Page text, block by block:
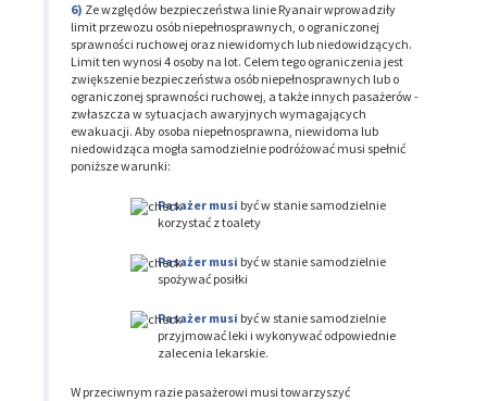
Ze względów bezpieczeństwa linie Ryanair wprowadziły
limit przewozu osób niepełnosprawnych, o ograniczonej
sprawności ruchowej oraz niewidomych lub niedowidzących.
Limit ten wynosi 4 osoby na lot. Celem tego ograniczenia jest
zwiększenie bezpieczeństwa osób niepełnosprawnych lub o
ograniczonej sprawności ruchowej, a także innych pasażerów -
zwłaszcza w sytuacjach awaryjnych wymagających
ewakuacji. Aby osoba niepełnosprawna, niewidoma lub
niedowidząca mogła samodzielnie podróżować musi spełnić
poniższe warunki:
Pasażer musi być w stanie samodzielnie
korzystać z toalety
Pasażer musi być w stanie samodzielnie
spożywać posiłki
Pasażer musi być w stanie samodzielnie
przyjmować leki i wykonywać odpowiednie
zalecenia lekarskie.
W przeciwnym razie pasażerowi musi towarzyszyć